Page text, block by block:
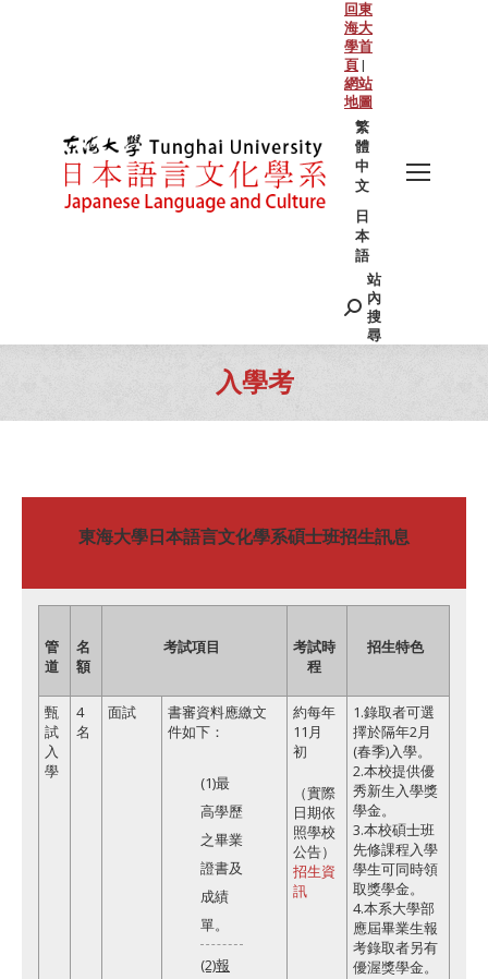
回東
海大
學首
頁 |
網站
地圖
繁
體
中
文
日
本
語
Search:
站
內
搜
尋
入學考
You are here:
東海大學日本語言文化學系碩士班招生訊息
管
道
名
額
考試項目
考試時
程
招生特色
甄
試
入
學
4
名
面試
書審資料應繳文
件如下：
(1)最
高學歷
之畢業
證書及
成績
單。
(2)報
約每年
11月
初
（實際
日期依
照學校
公告）
招生資
訊
1.錄取者可選
擇於隔年2月
(春季)入學。
2.本校提供優
秀新生入學獎
學金。
3.本校碩士班
先修課程入學
學生可同時領
取獎學金。
4.本系大學部
應屆畢業生報
考錄取者另有
優渥獎學金。